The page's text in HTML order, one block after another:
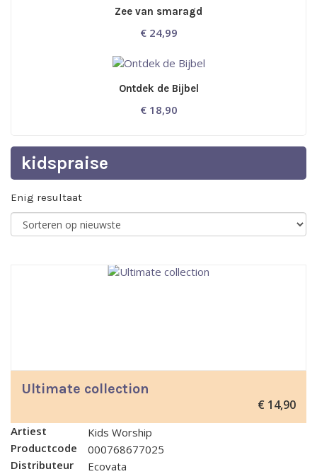
Zee van smaragd
€24,99
Ontdek de Bijbel
€18,90
kidspraise
Enig resultaat
Ultimate collection
€ 14,90
Artiest
Kids Worship
Productcode
000768677025
Distributeur
Ecovata